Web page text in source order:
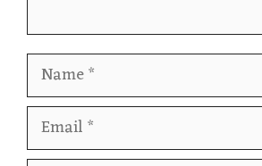
Name
Email